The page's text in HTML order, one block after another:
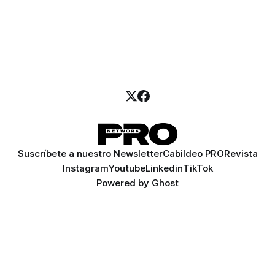
Suscríbete a nuestro NewsletterCabildeo PRORevista
InstagramYoutubeLinkedinTikTok
Powered by Ghost